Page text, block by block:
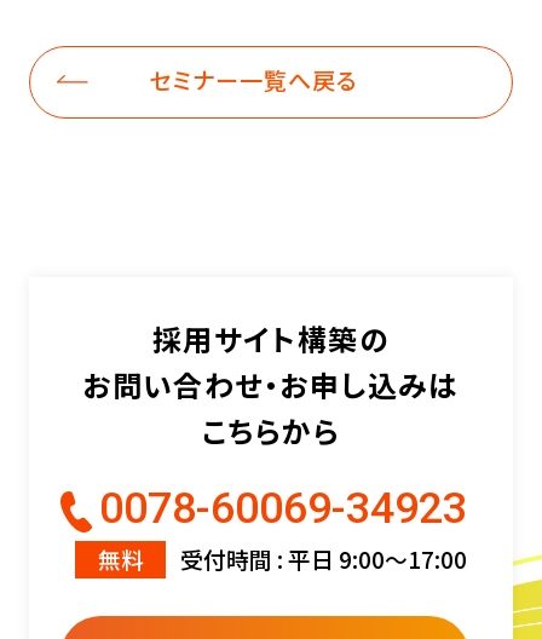
セミナー一覧へ戻る
採用サイト構築の
お問い合わせ・お申し込みは
こちらから
0078-60069-34923
無料 受付時間 : 平日 9:00〜17:00